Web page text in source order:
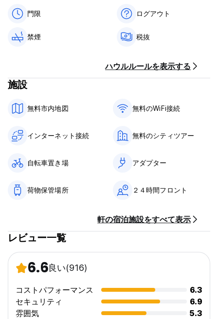
ロフト ホステルのポリシーと条件:
キャンセルが遅れた場合、またはノーショーの場合は、滞在の最
チェックイン時間は13:00～04:00です。
チェックアウト時間は04:00～10:00です。
ださい（カードで支払う場合はサービス料5％）。
この施設では、到着前にカードの事前承認を行う場合がありま
受付時間は06:00～04:00です。
40歳以上のお客様のご来店はお断りさせていただいております。
門限 ログアウト
禁煙 税抜
ハウルルールを表示する
施設
無料市内地図 無料のWiFi接続
インターネット接続 無料のシティツアー
自転車置き場 アダプター
荷物保管場所 ２４時間フロント
軒の宿泊施設をすべて表示
レビュー一覧
6.6良い(916)
コストパフォーマンス
6.3
セキュリティ
6.9
雰囲気
5.3